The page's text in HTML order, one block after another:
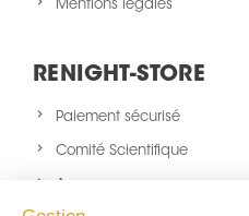
Mentions légales
RENIGHT-STORE
Paiement sécurisé
Comité Scientifique